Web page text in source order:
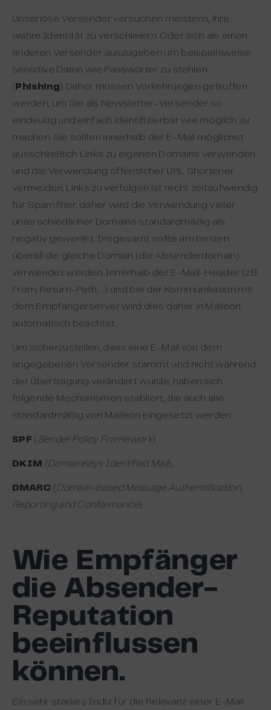
Unseriöse Versender versuchen meistens, ihre
wahre Identität zu verschleiern. Oder sich als einen
anderen Versender auszugeben um beispielsweise
sensitive Daten wie Passwörter zu stehlen
( Phishing ). Daher müssen Vorkehrungen getroffen
werden, um Sie als Newsletter-Versender so
eindeutig und einfach identifizierbar wie möglich zu
machen. Sie sollten innerhalb der E-Mail möglichst
ausschließlich Links zu eigenen Domains verwenden
und die Verwendung öffentlicher URL Shortener
vermeiden. Links zu verfolgen ist recht zeitaufwendig
für Spamfilter, daher wird die Verwendung vieler
unterschiedlicher Domains standardmäßig als
negativ gewertet. Insgesamt sollte am besten
überall die gleiche Domain (die Absenderdomain)
verwendet werden. Innerhalb der E-Mail-Header (z.B.
From, Return-Path, …) und bei der Kommunikation mit
dem Empfängerserver wird dies daher in Maileon
automatisch beachtet.
Um sicherzustellen, dass eine E-Mail von dem
angegebenen Versender stammt und nicht während
der Übertragung verändert wurde, haben sich
folgende Mechanismen etabliert, die auch alle
standardmäßig von Maileon eingesetzt werden:
SPF( Sender Policy Framework)
DKIM ( DomainKeys Identified Mail),
DMARC ( Domain-based Message Authentification,
Reporting and Conformance).
Wie Empfänger
die Absender-
Reputation
beeinflussen
können.
Ein sehr starkes Indiz für die Relevanz einer E-Mail